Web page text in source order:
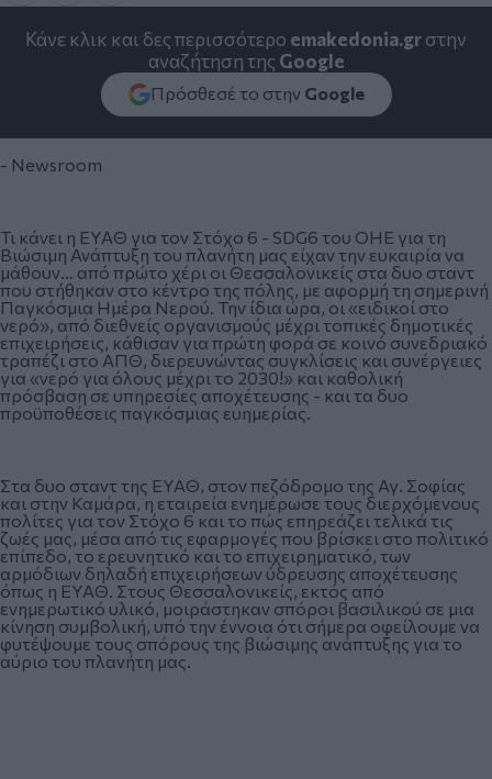
Κάνε κλικ και δες περισσότερο emakedonia.grστην
αναζήτηση της Google
Πρόσθεσέ το στην Google
- Newsroom
Τι κάνει η ΕΥΑΘ για τον Στόχο 6 - SDG6 του ΟΗΕ για τη
Βιώσιμη Ανάπτυξη του πλανήτη μας είχαν την ευκαιρία να
μάθουν… από πρώτο χέρι οι Θεσσαλονικείς στα δυο σταντ
που στήθηκαν στο κέντρο της πόλης, με αφορμή τη σημερινή
Παγκόσμια Ημέρα Νερού. Την ίδια ώρα, οι «ειδικοί στο
νερό», από διεθνείς οργανισμούς μέχρι τοπικές δημοτικές
επιχειρήσεις, κάθισαν για πρώτη φορά σε κοινό συνεδριακό
τραπέζι στο ΑΠΘ, διερευνώντας συγκλίσεις και συνέργειες
για «νερό για όλους μέχρι το 2030!» και καθολική
πρόσβαση σε υπηρεσίες αποχέτευσης - και τα δυο
προϋποθέσεις παγκόσμιας ευημερίας.
Στα δυο σταντ της ΕΥΑΘ, στον πεζόδρομο της Αγ. Σοφίας
και στην Καμάρα, η εταιρεία ενημέρωσε τους διερχόμενους
πολίτες για τον Στόχο 6 και το πώς επηρεάζει τελικά τις
ζωές μας, μέσα από τις εφαρμογές που βρίσκει στο πολιτικό
επίπεδο, το ερευνητικό και το επιχειρηματικό, των
αρμόδιων δηλαδή επιχειρήσεων ύδρευσης αποχέτευσης
όπως η ΕΥΑΘ. Στους Θεσσαλονικείς, εκτός από
ενημερωτικό υλικό, μοιράστηκαν σπόροι βασιλικού σε μια
κίνηση συμβολική, υπό την έννοια ότι σήμερα οφείλουμε να
φυτέψουμε τους σπόρους της βιώσιμης ανάπτυξης για το
αύριο του πλανήτη μας.